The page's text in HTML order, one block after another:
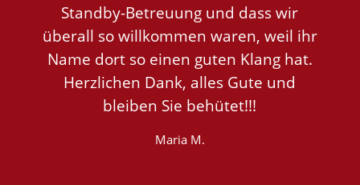
Standby-Betreuung und dass wir
überall so willkommen waren, weil ihr
Name dort so einen guten Klang hat.
Herzlichen Dank, alles Gute und
bleiben Sie behütet!!!
Maria M.